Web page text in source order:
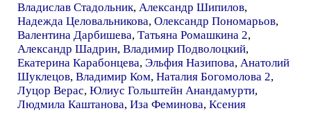
Владислав Стадольник, Александр Шипилов,
Надежда Целовальникова, Олександр Пономарьов,
Валентина Дарбишева, Татьяна Ромашкина 2,
Александр Шадрин, Владимир Подволоцкий,
Екатерина Карабонцева, Эльфия Назипова, Анатолий
Шуклецов, Владимир Ком, Наталия Богомолова 2,
Луцор Верас, Юлиус Гольштейн Анандамурти,
Людмила Каштанова, Иза Феминова, Ксения